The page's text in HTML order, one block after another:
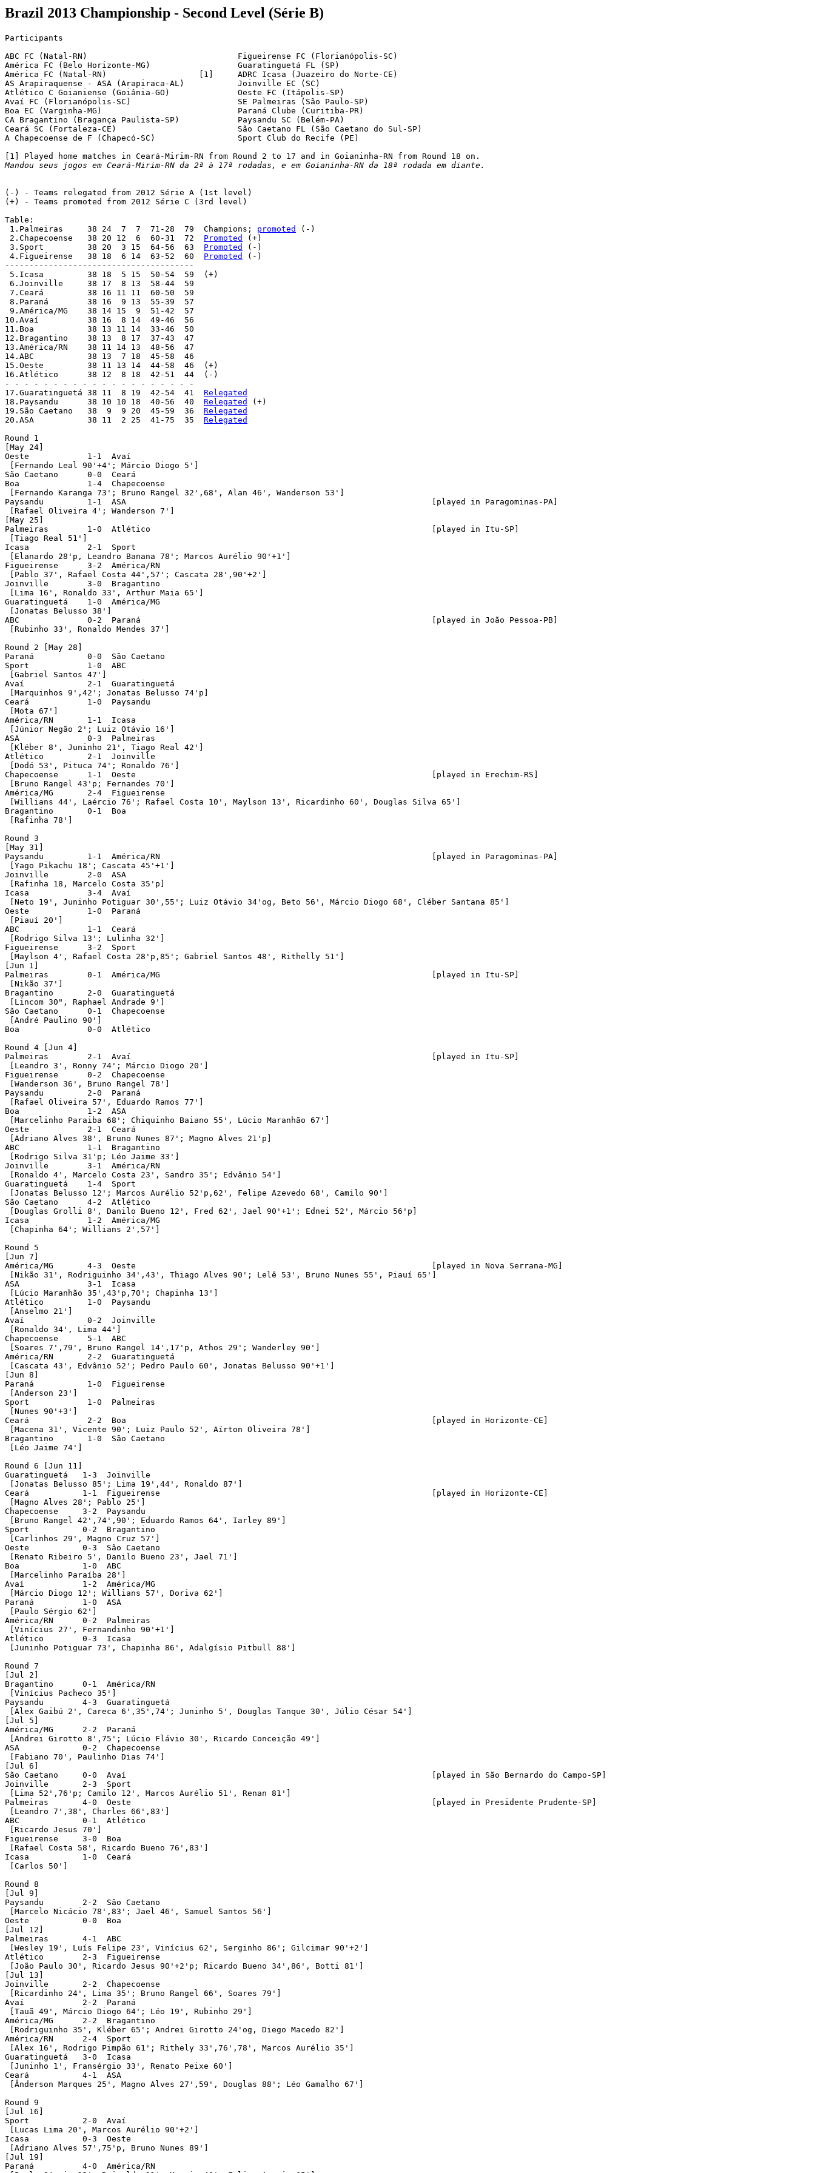
Brazil 2013 Championship - Second Level (Série B)
Participants
ABC FC (Natal-RN)				Figueirense FC (Florianópolis-SC)
América FC (Belo Horizonte-MG)			Guaratinguetá FL (SP)
América FC (Natal-RN)			[1]	ADRC Icasa (Juazeiro do Norte-CE)
AS Arapiraquense - ASA (Arapiraca-AL)		Joinville EC (SC)
Atlético C Goianiense (Goiânia-GO)		Oeste FC (Itápolis-SP)
Avaí FC (Florianópolis-SC)			SE Palmeiras (São Paulo-SP)
Boa EC (Varginha-MG)				Paraná Clube (Curitiba-PR)
CA Bragantino (Bragança Paulista-SP)		Paysandu SC (Belém-PA)
Ceará SC (Fortaleza-CE)				São Caetano FL (São Caetano do Sul-SP)
A Chapecoense de F (Chapecó-SC)			Sport Club do Recife (PE)
Mandou seus jogos em Ceará-Mirim-RN da 2ª à 17ª rodadas, e em Goianinha-RN da 18ª rodada em diante.
(-) - Teams relegated from 2012 Série A (1st level)
(+) - Teams promoted from 2012 Série C (3rd level)
Table:
1.Palmeiras 	 38 24  7  7  71-28  79  Champions; promoted
(-)
2.Chapecoense 	 38 20 12  6  60-31  72 Promoted
(+)
3.Sport 	 38 20  3 15  64-56  63 Promoted
(-)
4.Figueirense 	 38 18  6 14  63-52  60 Promoted
(-)
---------------------------------------
5.Icasa 	 38 18  5 15  50-54  59  (+)
6.Joinville 	 38 17  8 13  58-44  59
7.Ceará 	 38 16 11 11  60-50  59
8.Paraná 	 38 16  9 13  55-39  57
9.América/MG 	 38 14 15  9  51-42  57
10.Avaí 	 38 16  8 14  49-46  56
11.Boa 		 38 13 11 14  33-46  50
12.Bragantino 	 38 13  8 17  37-43  47
13.América/RN 	 38 11 14 13  48-56  47
14.ABC 		 38 13  7 18  45-58  46
15.Oeste 	 38 11 13 14  44-58  46  (+)
16.Atlético 	 38 12  8 18  42-51  44  (-)
- - - - - - - - - - - - - - - - - - - -
17.Guaratinguetá 38 11  8 19  42-54  41 Relegated
18.Paysandu 	 38 10 10 18  40-56  40 Relegated
(+)
19.São Caetano 	 38  9  9 20  45-59  36 Relegated
20.ASA 		 38 11  2 25  41-75  35 Relegated